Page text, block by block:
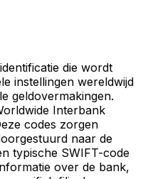
die wordt
instellingen wereldwijd
geldovermakingen.
Interbank
codes zorgen
naar de
typische SWIFT-code
over de bank,